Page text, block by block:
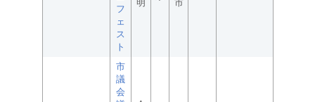
フ
ェ
ス
ト
明
市
市
議
会